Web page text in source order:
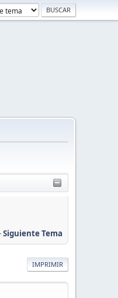
Siguiente Tema
IMPRIMIR